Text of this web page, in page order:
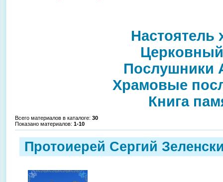
Настоятель
Послушники
Храмовые
Книга
Всего материалов в каталоге: 30
Показано материалов: 1-10
Протоиерей Сергий